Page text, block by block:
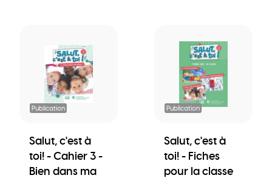
Publication
Salut, c'est à
toi! - Cahier 3 -
Bien dans ma
Publication
Salut, c'est à
toi! - Fiches
pour la classe